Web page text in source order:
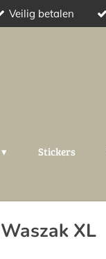
Veilig betalen
Stickers
Waszak XL